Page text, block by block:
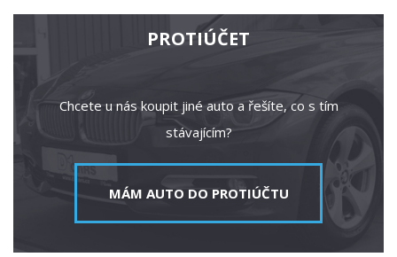
PROTIÚČET
Chcete u nás koupit jiné auto a řešíte, co s tím
stávajícím?
MÁM AUTO DO PROTIÚČTU